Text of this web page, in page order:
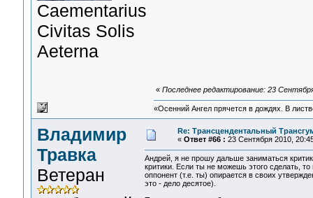
Сaementarius
Civitas Solis
Aeterna
« Последнее редактирование: 23
«Осенний Ангел прячется в дождях. В
Владимир
Травка
Ветеран
Re: Трансцендентальный
« Ответ #66 : 23 Сентября 2010,
Андрей, я не прошу дальше заниматься
критики. Если ты не можешь этого сделать,
оппонент (т.е. ты) опирается в своих
это - дело десятое).